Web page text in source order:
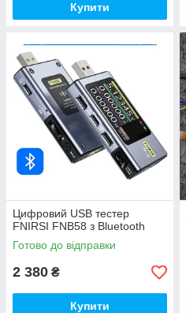
Купити
Цифровий USB тестер
FNIRSI FNB58 з Bluetooth
Готово до відправки
2 380 ₴
Купити